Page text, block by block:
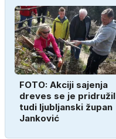
FOTO: Akciji sajenja
dreves se je pridružil
tudi ljubljanski župan
Janković